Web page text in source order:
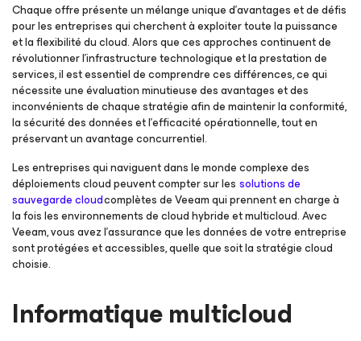
Chaque offre présente un mélange unique d’avantages et de défis
pour les entreprises qui cherchent à exploiter toute la puissance
et la flexibilité du cloud. Alors que ces approches continuent de
révolutionner l'infrastructure technologique et la prestation de
services, il est essentiel de comprendre ces différences, ce qui
nécessite une évaluation minutieuse des avantages et des
inconvénients de chaque stratégie afin de maintenir la conformité,
la sécurité des données et l'efficacité opérationnelle, tout en
préservant un avantage concurrentiel.
Les entreprises qui naviguent dans le monde complexe des
déploiements cloud peuvent compter sur les solutions de
sauvegarde cloudcomplètes de Veeam qui prennent en charge à
la fois les environnements de cloud hybride et multicloud. Avec
Veeam, vous avez l’assurance que les données de votre entreprise
sont protégées et accessibles, quelle que soit la stratégie cloud
choisie.
Informatique multicloud